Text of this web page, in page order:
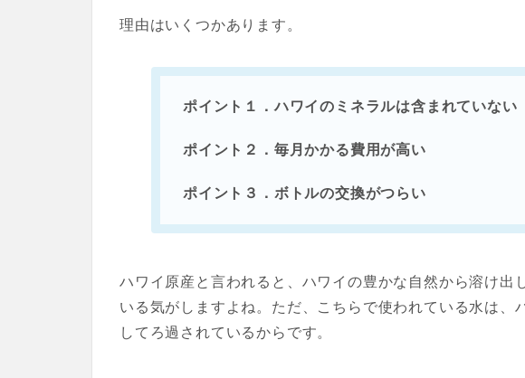
理由はいくつかあります。
ポイント１．ハワイのミネラルは含まれていない
ポイント２．毎月かかる費用が高い
ポイント３．ボトルの交換がつらい
ハワイ原産と言われると、ハワイの豊かな自然から溶け出
いる気がしますよね。ただ、こちらで使われている水は、
してろ過されているからです。